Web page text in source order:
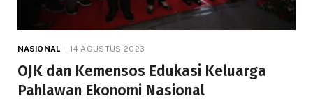
NASIONAL 14 AGUSTUS 2023
OJK dan Kemensos Edukasi Keluarga
Pahlawan Ekonomi Nasional